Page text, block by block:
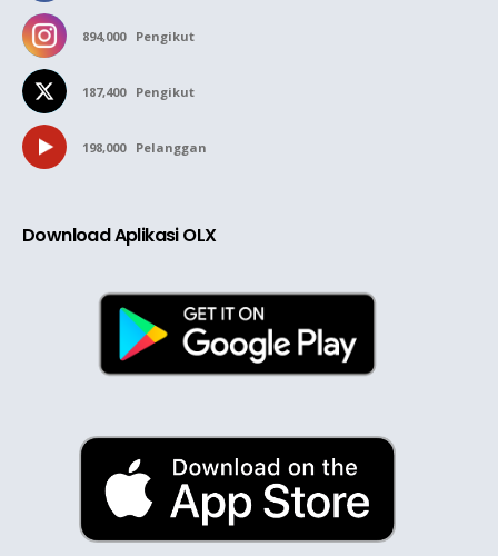
894,000 Pengikut
187,400 Pengikut
198,000 Pelanggan
Download Aplikasi OLX